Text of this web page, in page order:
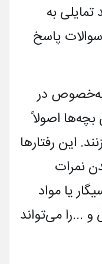
به
پاسخ
در
اصولاً
این رفتار­ها
نمرات
یا مواد
می­تواند